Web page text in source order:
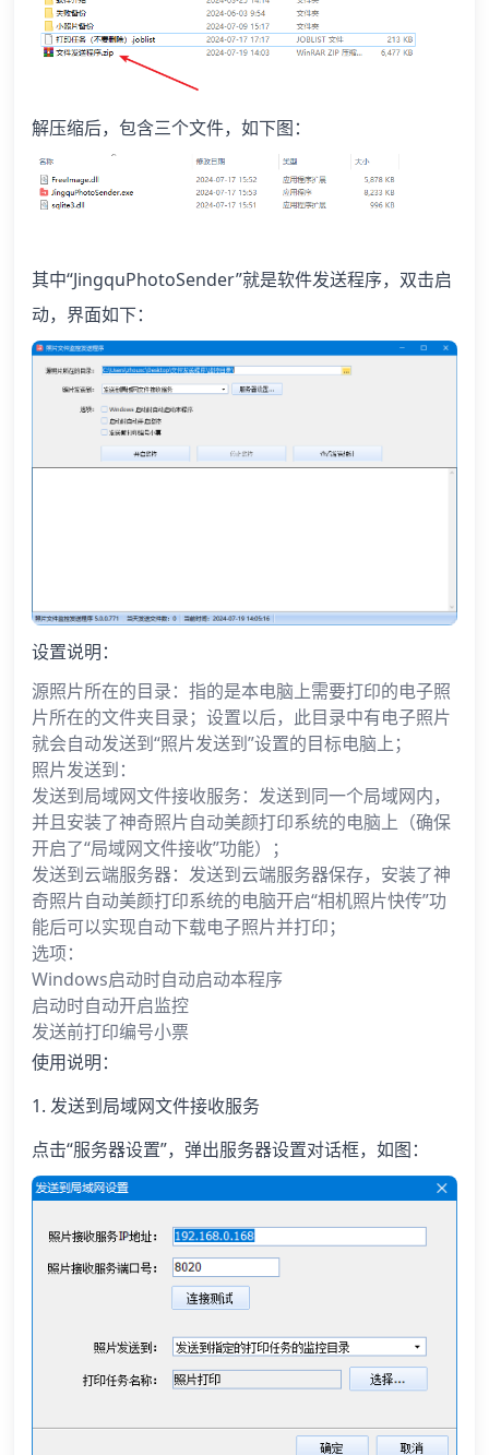
解压缩后，包含三个文件，如下图：
其中“JingquPhotoSender”就是软件发送程序，双击启
动，界面如下：
设置说明：
源照片所在的目录：指的是本电脑上需要打印的电子照
片所在的文件夹目录；设置以后，此目录中有电子照片
就会自动发送到“照片发送到”设置的目标电脑上；
照片发送到：
发送到局域网文件接收服务：发送到同一个局域网内，
并且安装了神奇照片自动美颜打印系统的电脑上（确保
开启了“局域网文件接收”功能）；
发送到云端服务器：发送到云端服务器保存，安装了神
奇照片自动美颜打印系统的电脑开启“相机照片快传”功
能后可以实现自动下载电子照片并打印；
选项：
Windows启动时自动启动本程序
启动时自动开启监控
发送前打印编号小票
使用说明：
1. 发送到局域网文件接收服务
点击“服务器设置”，弹出服务器设置对话框，如图：